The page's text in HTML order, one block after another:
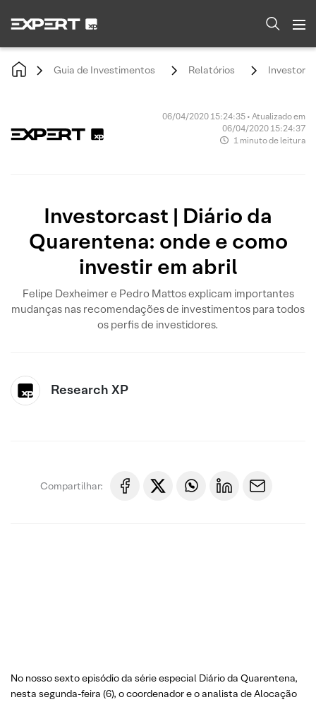
Guia de Investimentos Relatórios
06/04/2020 15:24:35 • Atualizado em
06/04/2020 15:24:37
1 minuto de leitura
Investorcast | Diário da
Quarentena: onde e como
investir em abril
Felipe Dexheimer e Pedro Mattos explicam importantes
mudanças nas recomendações de investimentos para todos
os perfis de investidores.
Research XP
Compartilhar:
No nosso sexto episódio da série especial Diário da Quarentena,
nesta segunda-feira (6), o coordenador e o analista de Alocação